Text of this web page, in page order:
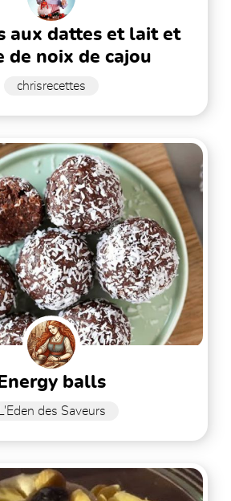
de noix de cajou
chrisrecettes
energy balls
L'Eden des Saveurs